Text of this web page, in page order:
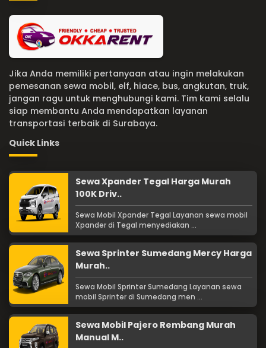
Jika Anda memiliki pertanyaan atau ingin melakukan
pemesanan sewa mobil, elf, hiace, bus, angkutan, truk,
jangan ragu untuk menghubungi kami. Tim kami selalu
siap membantu Anda mendapatkan layanan
transportasi terbaik di Surabaya.
Quick Links
Sewa Xpander Tegal Harga Murah
100K Driv..
Sewa Mobil Xpander Tegal Layanan sewa mobil
Xpander di Tegal menyediakan ...
Sewa Sprinter Sumedang Mercy Harga
Murah..
Sewa Mobil Sprinter Sumedang Layanan sewa
mobil Sprinter di Sumedang men ...
Sewa Mobil Pajero Rembang Murah
Manual M..